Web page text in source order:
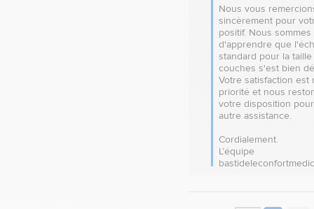
Nous vous
sincèrement pour
positif. Nous sommes
d'apprendre que
standard pour la
couches s'est bien
Votre satisfaction est
priorité et nous
votre disposition
autre assistance.
Cordialement.
L’équipe